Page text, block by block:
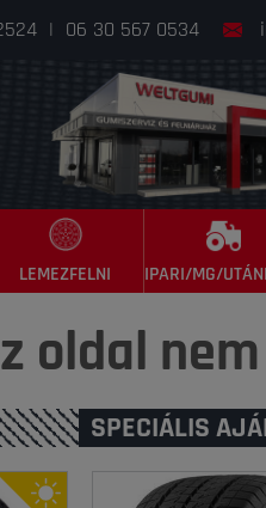
| 06 30 567 0534
LEMEZFELNI IPARI/MG/
oldal
SPECIÁLIS